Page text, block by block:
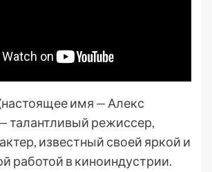
имя — Алекс
талантливый режиссер,
известный своей яркой и
работой в киноиндустрии.